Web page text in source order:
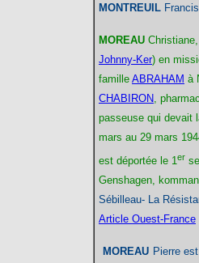
MONTREUIL
MOREAU Christiane
Johnny-Ker) en
famille ABRAHAM à
CHABIRON ,
passeuse qui devait
mars au 29 mars
est déportée le 1 er
Genshagen,
Sébilleau- La
Article Ouest-France
MOREAU Pierre